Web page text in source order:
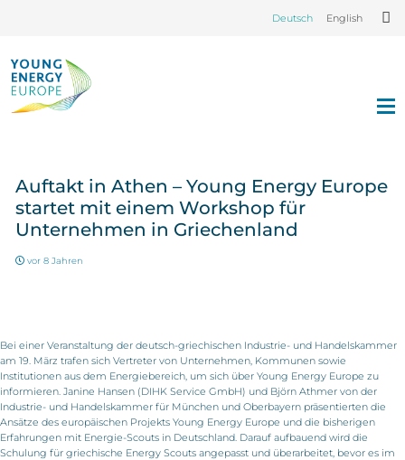
Deutsch English
Auftakt in Athen – Young Energy Europe
startet mit einem Workshop für
Unternehmen in Griechenland
vor 8 Jahren
Bei einer Veranstaltung der deutsch-griechischen Industrie- und Handelskammer
am 19. März trafen sich Vertreter von Unternehmen, Kommunen sowie
Institutionen aus dem Energiebereich, um sich über Young Energy Europe zu
informieren. Janine Hansen (DIHK Service GmbH) und Björn Athmer von der
Industrie- und Handelskammer für München und Oberbayern präsentierten die
Ansätze des europäischen Projekts Young Energy Europe und die bisherigen
Erfahrungen mit Energie-Scouts in Deutschland. Darauf aufbauend wird die
Schulung für griechische Energy Scouts angepasst und überarbeitet, bevor es im